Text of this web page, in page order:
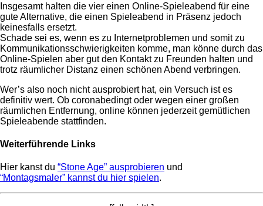
Insgesamt halten die vier einen Online-Spieleabend für eine
gute Alternative, die einen Spieleabend in Präsenz jedoch
keinesfalls ersetzt.
Schade sei es, wenn es zu Internetproblemen und somit zu
Kommunikationsschwierigkeiten komme, man könne durch das
Online-Spielen aber gut den Kontakt zu Freunden halten und
trotz räumlicher Distanz einen schönen Abend verbringen.
Wer’s also noch nicht ausprobiert hat, ein Versuch ist es
definitiv wert. Ob coronabedingt oder wegen einer großen
räumlichen Entfernung, online können jederzeit gemütlichen
Spieleabende stattfinden.
Weiterführende Links
Hier kanst du “Stone Age” ausprobieren und
“Montagsmaler” kannst du hier spielen.